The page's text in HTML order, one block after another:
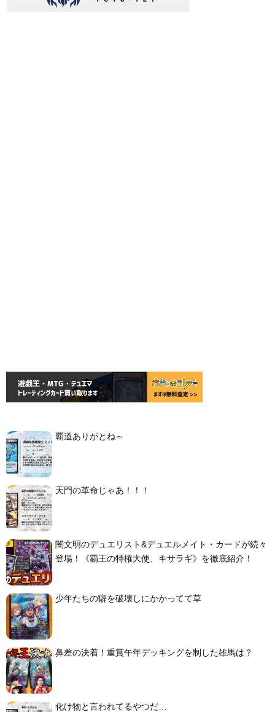
覇道ありがとね～
天門の革命じゃあ！！！
闇文明のデュエリスト&デュエルメイト・カードが続々
登場！《覇王の特権大使、キサラギ》を徹底紹介！
少年たちの癖を破壊しにかかってて草
鼻差の決着！重賞午年デッキングを制した雄馬は？
化け物と言われてるやつだ…